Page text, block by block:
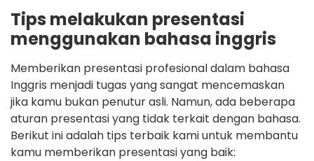
Tips melakukan presentasi
menggunakan bahasa inggris
Memberikan presentasi profesional dalam bahasa
Inggris menjadi tugas yang sangat mencemaskan
jika kamu bukan penutur asli. Namun, ada beberapa
aturan presentasi yang tidak terkait dengan bahasa.
Berikut ini adalah tips terbaik kami untuk membantu
kamu memberikan presentasi yang baik: